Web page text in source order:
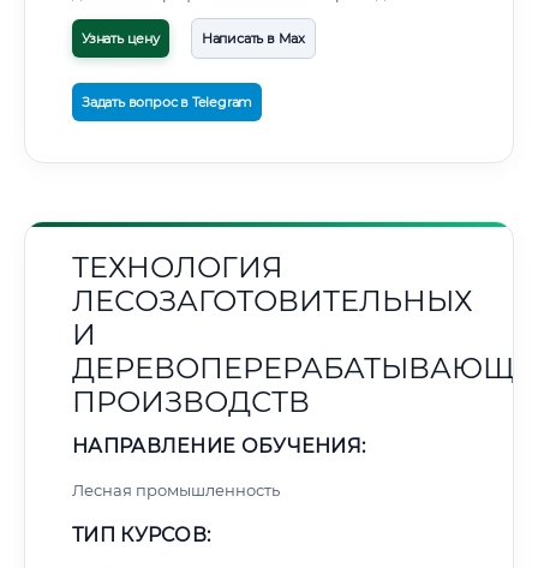
Узнать цену Написать в Max
Задать вопрос в Telegram
ТЕХНОЛОГИЯ
ЛЕСОЗАГОТОВИТЕЛЬНЫХ
И
ПРОИЗВОДСТВ
НАПРАВЛЕНИЕ ОБУЧЕНИЯ:
Лесная промышленность
ТИП КУРСОВ: